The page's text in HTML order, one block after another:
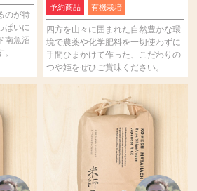
のが特
ぱいに
南魚沼
予約商品 有機栽培
四方を山々に囲まれた自然豊かな環
境で農薬や化学肥料を一切使わずに
手間ひまかけて作った、こだわりの
つや姫をぜひご賞味ください。